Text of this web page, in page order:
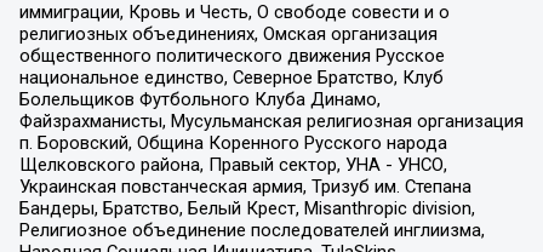
иммиграции, Кровь и Честь, О свободе совести и о
религиозных объединениях, Омская организация
общественного политического движения Русское
национальное единство, Северное Братство, Клуб
Болельщиков Футбольного Клуба Динамо,
Файзрахманисты, Мусульманская религиозная организация
п. Боровский, Община Коренного Русского народа
Щелковского района, Правый сектор, УНА - УНСО,
Украинская повстанческая армия, Тризуб им. Степана
Бандеры, Братство, Белый Крест, Misanthropic division,
Религиозное объединение последователей инглиизма,